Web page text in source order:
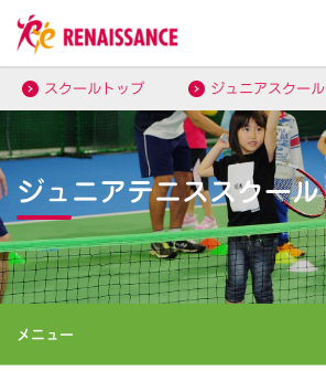
スクールトップ ジュニアスクール
ジュニアテニススクール
メニュー